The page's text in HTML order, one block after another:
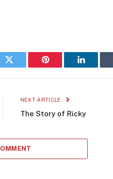
Twitter Pinterest LinkedIn
NEXT ARTICLE
The Story of Ricky